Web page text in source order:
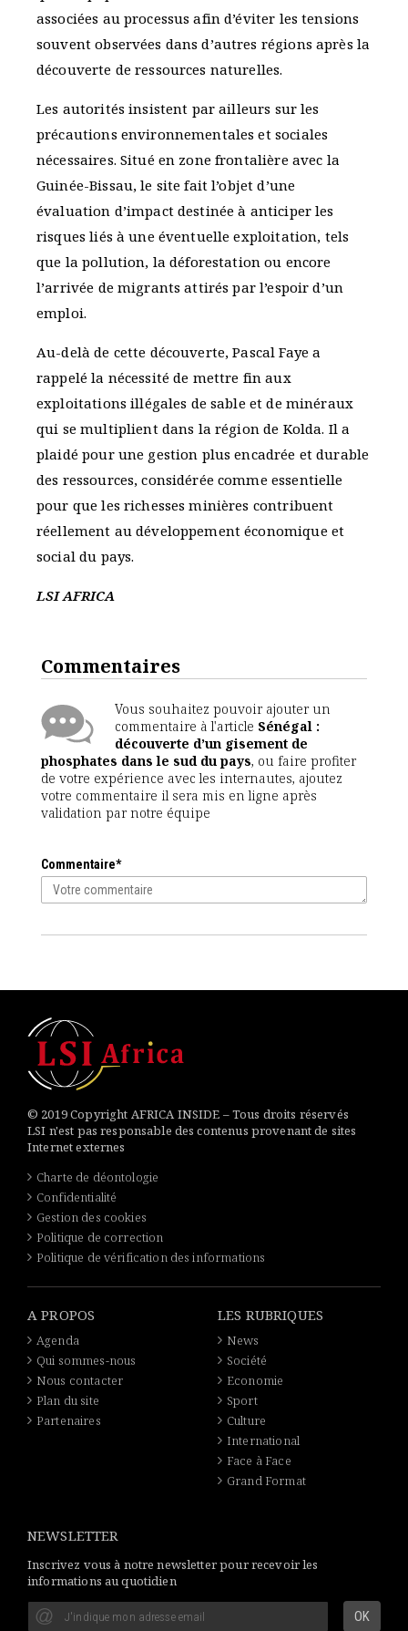
associées au processus afin d’éviter les tensions
souvent observées dans d’autres régions après la
découverte de ressources naturelles.
Les autorités insistent par ailleurs sur les
précautions environnementales et sociales
nécessaires. Situé en zone frontalière avec la
Guinée-Bissau, le site fait l’objet d’une
évaluation d’impact destinée à anticiper les
risques liés à une éventuelle exploitation, tels
que la pollution, la déforestation ou encore
l’arrivée de migrants attirés par l’espoir d’un
emploi.
Au-delà de cette découverte, Pascal Faye a
rappelé la nécessité de mettre fin aux
exploitations illégales de sable et de minéraux
qui se multiplient dans la région de Kolda. Il a
plaidé pour une gestion plus encadrée et durable
des ressources, considérée comme essentielle
pour que les richesses minières contribuent
réellement au développement économique et
social du pays.
LSI AFRICA
Commentaires
Vous souhaitez pouvoir ajouter un
commentaire à l'article Sénégal :
découverte d’un gisement de
phosphates dans le sud du pays, ou faire profiter
de votre expérience avec les internautes, ajoutez
votre commentaire il sera mis en ligne après
validation par notre équipe
Commentaire*
© 2019 Copyright AFRICA INSIDE – Tous droits réservés
LSI n'est pas responsable des contenus provenant de sites
Internet externes
Charte de déontologie
Confidentialité
Gestion des cookies
Politique de correction
Politique de vérification des informations
A PROPOS
Agenda
Qui sommes-nous
Nous contacter
Plan du site
Partenaires
LES RUBRIQUES
News
Société
Economie
Sport
Culture
International
Face à Face
Grand Format
NEWSLETTER
Inscrivez vous à notre newsletter pour recevoir les
informations au quotidien